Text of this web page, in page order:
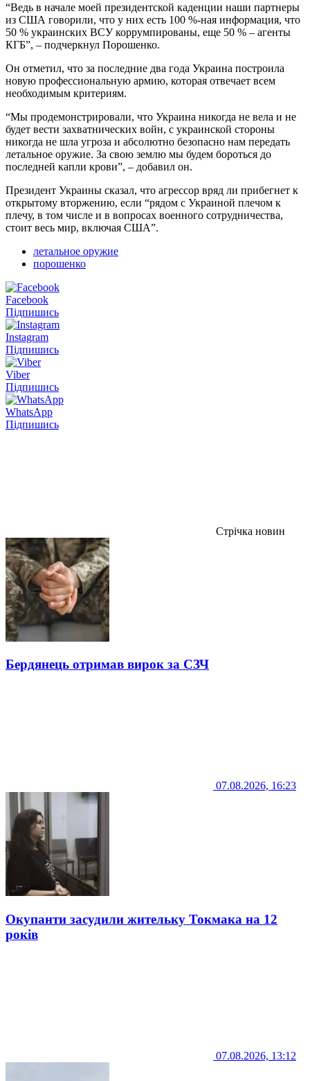
“Ведь в начале моей президентской каденции наши партнеры
из США говорили, что у них есть 100 %-ная информация, что
50 % украинских ВСУ коррумпированы, еще 50 % – агенты
КГБ”, – подчеркнул Порошенко.
Он отметил, что за последние два года Украина построила
новую профессиональную армию, которая отвечает всем
необходимым критериям.
“Мы продемонстрировали, что Украина никогда не вела и не
будет вести захватнических войн, с украинской стороны
никогда не шла угроза и абсолютно безопасно нам передать
летальное оружие. За свою землю мы будем бороться до
последней капли крови”, – добавил он.
Президент Украины сказал, что агрессор вряд ли прибегнет к
открытому вторжению, если “рядом с Украиной плечом к
плечу, в том числе и в вопросах военного сотрудничества,
стоит весь мир, включая США”.
летальное оружие
порошенко
Facebook
Підпишись
Instagram
Підпишись
Viber
Підпишись
WhatsApp
Підпишись
Стрічка новин
Бердянець отримав вирок за СЗЧ
07.08.2026, 16:23
Окупанти засудили жительку Токмака на 12
років
07.08.2026, 13:12